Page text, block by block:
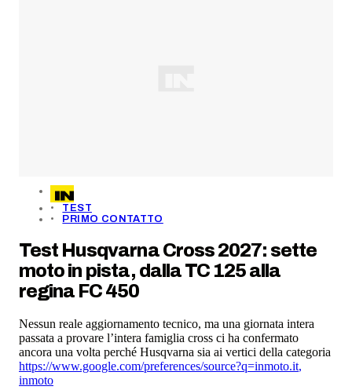
TEST
PRIMO CONTATTO
Test Husqvarna Cross 2027: sette
moto in pista, dalla TC 125 alla
regina FC 450
Nessun reale aggiornamento tecnico, ma una giornata intera
passata a provare l’intera famiglia cross ci ha confermato
ancora una volta perché Husqvarna sia ai vertici della categoria
https://www.google.com/preferences/source?q=inmoto.it,
inmoto